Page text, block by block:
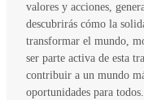
valores y acciones,
descubrirás cómo la
transformar el mundo,
ser parte activa de esta
contribuir a un mundo
oportunidades para todos.